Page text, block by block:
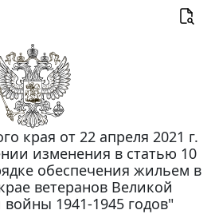
края от 22 апреля 2021 г.
изменения в статью 10
обеспечения жильем в
ветеранов Великой
1941-1945 годов"